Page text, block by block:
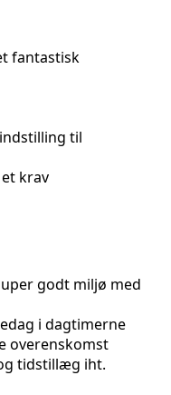
fantastisk
til
krav
godt miljø med
i dagtimerne
overenskomst
tidstillæg iht.